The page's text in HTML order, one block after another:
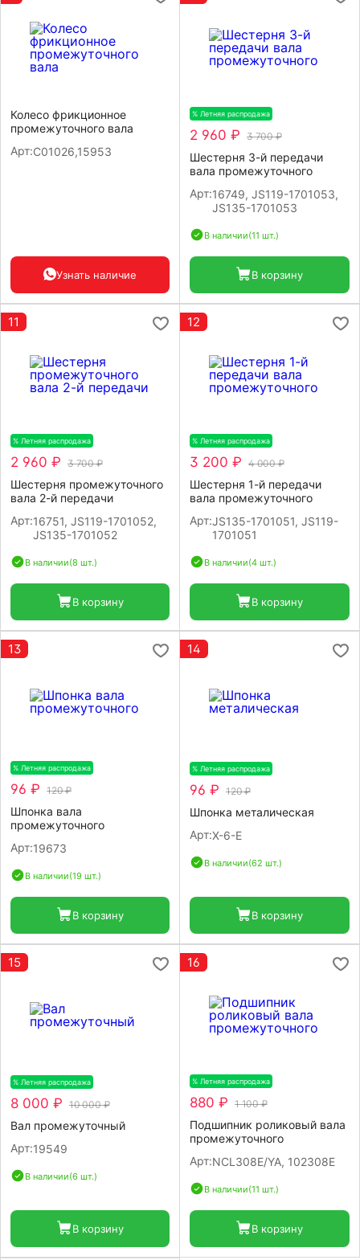
Колесо фрикционное
промежуточного вала
Арт:С01026,15953
Узнать наличие
% Летняя распродажа
2 960 ₽ 3 700 ₽
Шестерня 3-й передачи
вала промежуточного
Арт:16749, JS119-1701053,
JS135-1701053
В наличии(11 шт.)
В корзину
11
% Летняя распродажа
2 960 ₽ 3 700 ₽
Шестерня промежуточного
вала 2-й передачи
Арт:16751, JS119-1701052,
JS135-1701052
В наличии(8 шт.)
В корзину
12
% Летняя распродажа
3 200 ₽ 4 000 ₽
Шестерня 1-й передачи
вала промежуточного
Арт:JS135-1701051, JS119-
1701051
В наличии(4 шт.)
В корзину
13
% Летняя распродажа
96 ₽ 120 ₽
Шпонка вала
промежуточного
Арт:19673
В наличии(19 шт.)
В корзину
14
% Летняя распродажа
96 ₽ 120 ₽
Шпонка металическая
Арт:X-6-E
В наличии(62 шт.)
В корзину
15
% Летняя распродажа
8 000 ₽ 10 000 ₽
Вал промежуточный
Арт:19549
В наличии(6 шт.)
В корзину
16
% Летняя распродажа
880 ₽ 1 100 ₽
Подшипник роликовый вала
промежуточного
Арт:NCL308E/YA, 102308E
В наличии(11 шт.)
В корзину